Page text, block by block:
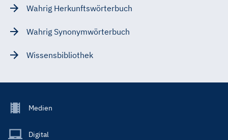
Wahrig Herkunftswörterbuch
Wahrig Synonymwörterbuch
Wissensbibliothek
Footer
Main
Medien
Digital